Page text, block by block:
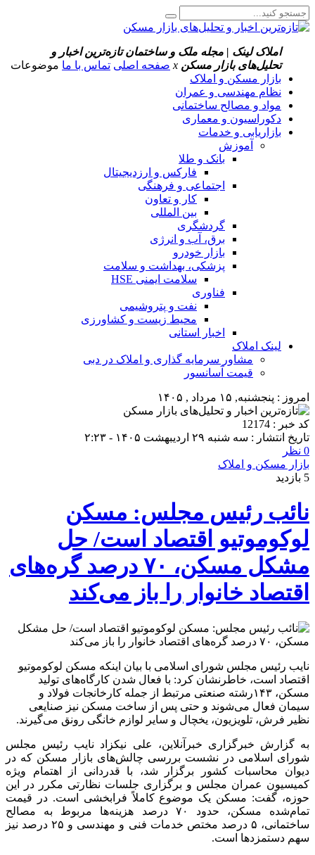
املاک لینک | مجله ملک و ساختمان تازه‌ترین اخبار و
تحلیل‌های بازار مسکن x صفحه اصلی تماس با ما موضوعات
بازار مسکن و املاک
نظام مهندسی و عمران
مواد و مصالح ساختمانی
دکوراسیون و معماری
بازاریابی و خدمات
آموزش
بانک و طلا
فارکس و ارزدیجیتال
اجتماعی و فرهنگی
کار و تعاون
بین المللی
گردشگری
برق، آب و انرژی
بازار خودرو
پزشکی، بهداشت و سلامت
سلامت ایمنی HSE
فناوری
نفت و پتروشیمی
محیط زیست و کشاورزی
اخبار استانی
لینک املاک
مشاور سرمایه گذاری و املاک در دبی
قیمت آسانسور
امروز : پنجشنبه, ۱۵ مرداد , ۱۴۰۵
کد خبر : 12174
تاریخ انتشار : سه شنبه ۲۹ اردیبهشت ۱۴۰۵ - ۲:۲۳
0 نظر
بازار مسکن و املاک
5 بازدید
نائب رئیس مجلس: مسکن
لوکوموتیو اقتصاد است/ حل
مشکل مسکن، ۷۰ درصد گره‌های
اقتصاد خانوار را باز می‌کند
نایب رئیس مجلس شورای اسلامی با بیان اینکه مسکن لوکوموتیو
اقتصاد است، خاطرنشان کرد: با فعال شدن کارگاه‌های تولید
مسکن، ۱۴۳رشته صنعتی مرتبط از جمله کارخانجات فولاد و
سیمان فعال می‌شوند و حتی پس از ساخت مسکن نیز صنایعی
نظیر فرش، تلویزیون، یخچال و سایر لوازم خانگی رونق می‌گیرند.
به گزارش خبرگزاری خبرآنلاین، علی نیکزاد نایب رئیس مجلس
شورای اسلامی در نشست بررسی چالش‌های بازار مسکن که در
دیوان محاسبات کشور برگزار شد، با قدردانی از اهتمام ویژه
کمیسیون عمران مجلس و برگزاری جلسات نظارتی مکرر در این
حوزه، گفت: مسکن یک موضوع کاملاً فرابخشی است. در قیمت
تمام‌شده مسکن، حدود ۷۰ درصد هزینه‌ها مربوط به مصالح
ساختمانی، ۵ درصد مختص خدمات فنی و مهندسی و ۲۵ درصد نیز
سهم دستمزدها است.